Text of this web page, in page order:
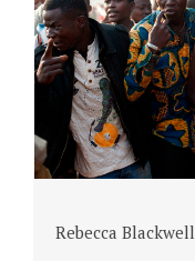
Rebecca Blackwell